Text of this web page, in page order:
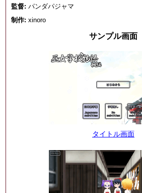
監督: パンダパジャマ
制作: xinoro
サンプル画面
タイトル画面